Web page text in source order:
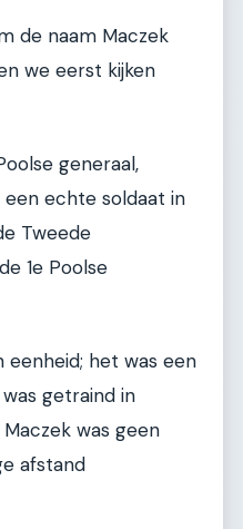
de naam Maczek
we eerst kijken
generaal,
een echte soldaat in
Tweede
1e Poolse
eenheid; het was een
getraind in
was geen
afstand